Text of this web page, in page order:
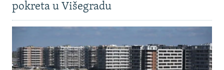
pokreta u Višegradu